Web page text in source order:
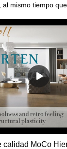
al mismo tiempo
calidad MoCo